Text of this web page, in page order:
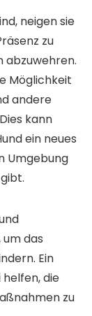
neigen sie
zu
abzuwehren.
Möglichkeit
andere
kann
ein neues
Umgebung
das
Ein
die
zu